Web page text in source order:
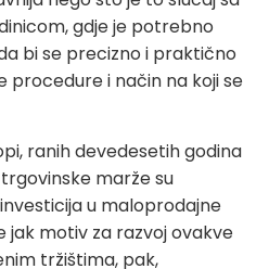
gdje je potrebno
bi se precizno i praktično
procedure i način na koji se
ranih devedesetih godina
marže su
u maloprodajne
jak motiv za razvoj ovakve
tržištima, pak,